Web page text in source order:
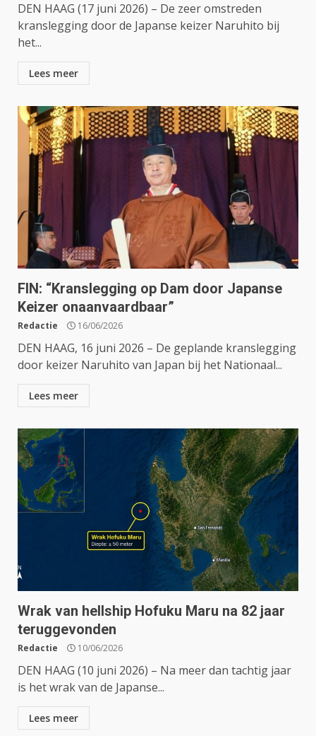
DEN HAAG (17 juni 2026) – De zeer omstreden
kranslegging door de Japanse keizer Naruhito bij
het...
Lees meer
FIN: “Kranslegging op Dam door Japanse
Keizer onaanvaardbaar”
Redactie 16/06/2026
DEN HAAG, 16 juni 2026 – De geplande kranslegging
door keizer Naruhito van Japan bij het Nationaal...
Lees meer
Wrak van hellship Hofuku Maru na 82 jaar
teruggevonden
Redactie 10/06/2026
DEN HAAG (10 juni 2026) – Na meer dan tachtig jaar
is het wrak van de Japanse...
Lees meer